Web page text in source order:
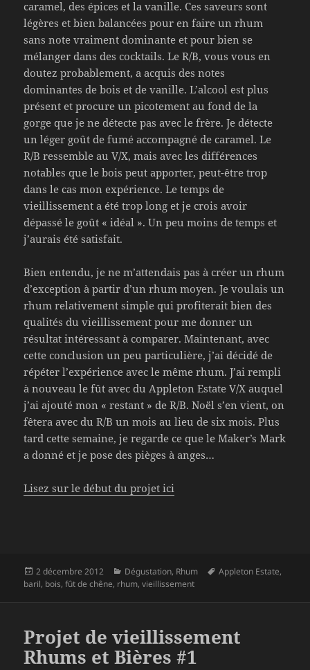
caramel, des épices et la vanille. Ces saveurs sont
légères et bien balancées pour en faire un rhum
sans note vraiment dominante et pour bien se
mélanger dans des cocktails. Le R/B, vous vous en
doutez probablement, a acquis des notes
dominantes de bois et de vanille. L’alcool est plus
présent et procure un picotement au fond de la
gorge que je ne détecte pas avec le frère. Je détecte
un léger goût de fumé accompagné de caramel. Le
R/B ressemble au V/X, mais avec les différences
notables que le bois peut apporter, peut-être trop
dans le cas mon expérience. Le temps de
vieillissement a été trop long et je crois avoir
dépassé le goût « idéal ». Un peu moins de temps et
j’aurais été satisfait.
Bien entendu, je ne m’attendais pas à créer un rhum
d’exception à partir d’un rhum moyen. Je voulais un
rhum relativement simple qui profiterait bien des
qualités du vieillissement pour me donner un
résultat intéressant à comparer. Maintenant, avec
cette conclusion un peu particulière, j’ai décidé de
répéter l’expérience avec le même rhum. J’ai rempli
à nouveau le fût avec du Appleton Estate V/X auquel
j’ai ajouté mon « restant » de R/B. Noël s’en vient, on
fêtera avec du R/B un mois au lieu de six mois. Plus
tard cette semaine, je regarde ce que le Maker’s Mark
a donné et je pose des pièges à anges…
Lisez sur le début du projet ici
Publié
le
2 décembre 2012 Catégories
Dégustation, Rhum
Mots-
Appleton Estate,
baril, bois,fût de chêne, rhum,vieillissement
Projet de vieillissement
Rhums et Bières #1